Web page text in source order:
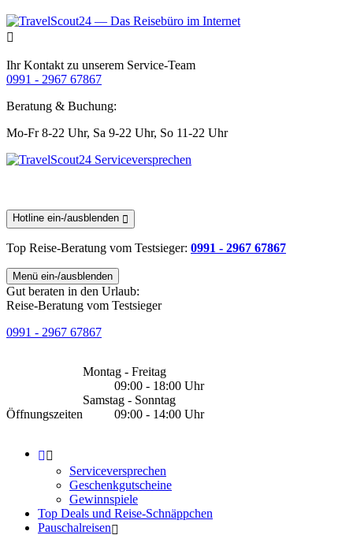
Ihr Kontakt zu unserem Service-Team
0991 - 2967 67867
Beratung & Buchung:
Mo-Fr 8-22 Uhr, Sa 9-22 Uhr, So 11-22 Uhr
Hotline ein-/ausblenden
Top Reise-Beratung vom Testsieger: 0991 - 2967 67867
Menü ein-/ausblenden
Gut beraten in den Urlaub:
Reise-Beratung vom Testsieger
0991 - 2967 67867
Öffnungszeiten
Montag - Freitag
09:00 - 18:00 Uhr
Samstag - Sonntag
09:00 - 14:00 Uhr
Serviceversprechen
Geschenkgutscheine
Gewinnspiele
Top Deals und Reise-Schnäppchen
Pauschalreisen